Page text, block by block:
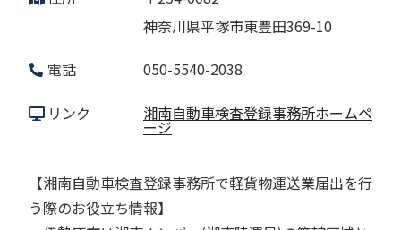
神奈川県平塚市東豊田369-10
電話
050-5540-2038
リンク 湘南自動車検査登録事務所ホームペ
ージ
【湘南自動車検査登録事務所で軽貨物運送業届出を行
う際のお役立ち情報】